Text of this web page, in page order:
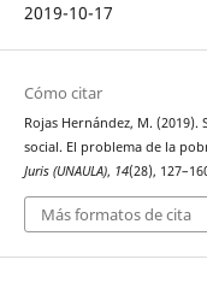
2019-10-17
Cómo citar
Rojas Hernández, M.
social. El problema de la
Juris (UNAULA), 14(28),
Más formatos de cita